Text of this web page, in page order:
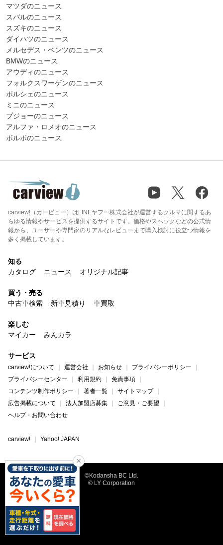
マツダのニュース
スバルのニュース
スズキのニュース
ダイハツのニュース
メルセデス・ベンツのニュース
BMWのニュース
アウディのニュース
フォルクスワーゲンのニュース
ポルシェのニュース
ミニのニュース
プジョーのニュース
アルファ・ロメオのニュース
ボルボのニュース
carview!（カービュー）はLINEヤフー株式会社が運営するクルマに関するあ
らゆる情報やサービスを提供するサイトです。価格やスペックなどの公式情
報から、ユーザーや専門家のリアルなレビューまで購入検討に役立つ情報を
多く掲載しています。
知る
カタログ
ニュース オリジナル記事
買う・売る
中古車検索
新車見積り 車買取
楽しむ
マイカー
みんカラ
サービス
carview!について 運営会社 お知らせ
プライバシーポリシー
プライバシーセンター
利用規約
免責事項
コンテンツ制作ポリシー
著者一覧
サイトマップ
広告掲載について
法人加盟店募集
ご意見・ご要望
ヘルプ・お問い合わせ
carview! Yahoo! JAPAN
©Kodansha BC Ltd.
© LY Corporation